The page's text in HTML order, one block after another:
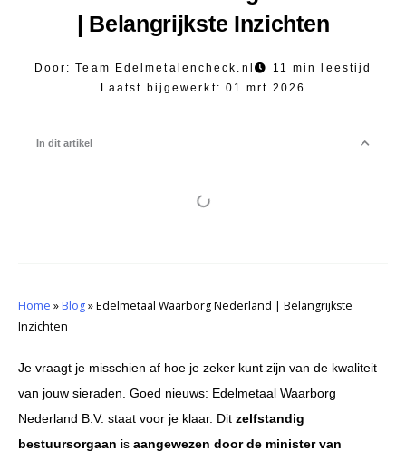
| Belangrijkste Inzichten
Door: Team Edelmetalencheck.nl
11 min leestijd
Laatst bijgewerkt: 01 mrt 2026
In dit artikel
Home » Blog»Edelmetaal Waarborg Nederland | Belangrijkste
Inzichten
Je vraagt je misschien af hoe je zeker kunt zijn van de kwaliteit
van jouw sieraden. Goed nieuws: Edelmetaal Waarborg
Nederland B.V. staat voor je klaar. Dit zelfstandig
bestuursorgaan is aangewezen door de minister van